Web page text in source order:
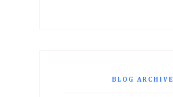
BLOG ARCHIVE